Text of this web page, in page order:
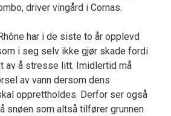
driver vingård i Cornas.
har i de siste to år opplevd
i seg selv ikke gjør skade fordi
av å stresse litt. Imidlertid må
av vann dersom dens
opprettholdes. Derfor ser også
snøen som altså tilfører grunnen